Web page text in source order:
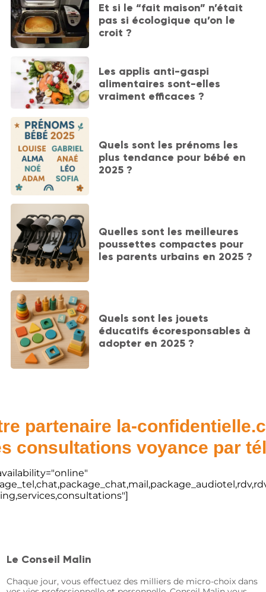
Et si le “fait maison” n’était
pas si écologique qu’on le
croit ?
Les applis anti-gaspi
alimentaires sont-elles
vraiment efficaces ?
Quels sont les prénoms les
plus tendance pour bébé en
2025 ?
Quelles sont les meilleures
poussettes compactes pour
les parents urbains en 2025 ?
Quels sont les jouets
éducatifs écoresponsables à
adopter en 2025 ?
partenaire la-
consultations voyance par
Le Conseil Malin
Chaque jour, vous effectuez des milliers de micro-choix dans